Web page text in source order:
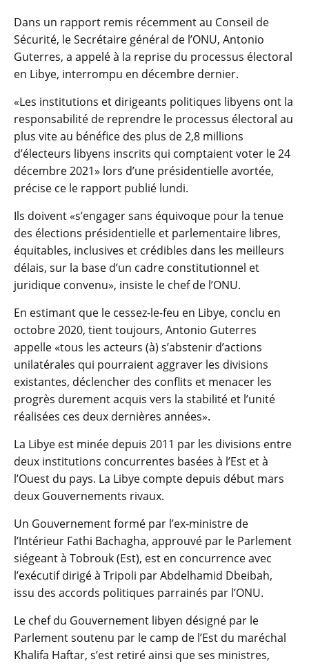
Dans un rapport remis récemment au Conseil de
Sécurité, le Secrétaire général de l’ONU, Antonio
Guterres, a appelé à la reprise du processus électoral
en Libye, interrompu en décembre dernier.
«Les institutions et dirigeants politiques libyens ont la
responsabilité de reprendre le processus électoral au
plus vite au bénéfice des plus de 2,8 millions
d’électeurs libyens inscrits qui comptaient voter le 24
décembre 2021» lors d’une présidentielle avortée,
précise ce le rapport publié lundi.
Ils doivent «s’engager sans équivoque pour la tenue
des élections présidentielle et parlementaire libres,
équitables, inclusives et crédibles dans les meilleurs
délais, sur la base d’un cadre constitutionnel et
juridique convenu», insiste le chef de l’ONU.
En estimant que le cessez-le-feu en Libye, conclu en
octobre 2020, tient toujours, Antonio Guterres
appelle «tous les acteurs (à) s’abstenir d’actions
unilatérales qui pourraient aggraver les divisions
existantes, déclencher des conflits et menacer les
progrès durement acquis vers la stabilité et l’unité
réalisées ces deux dernières années».
La Libye est minée depuis 2011 par les divisions entre
deux institutions concurrentes basées à l’Est et à
l’Ouest du pays. La Libye compte depuis début mars
deux Gouvernements rivaux.
Un Gouvernement formé par l’ex-ministre de
l’Intérieur Fathi Bachagha, approuvé par le Parlement
siégeant à Tobrouk (Est), est en concurrence avec
l’exécutif dirigé à Tripoli par Abdelhamid Dbeibah,
issu des accords politiques parrainés par l’ONU.
Le chef du Gouvernement libyen désigné par le
Parlement soutenu par le camp de l’Est du maréchal
Khalifa Haftar, s’est retiré ainsi que ses ministres,